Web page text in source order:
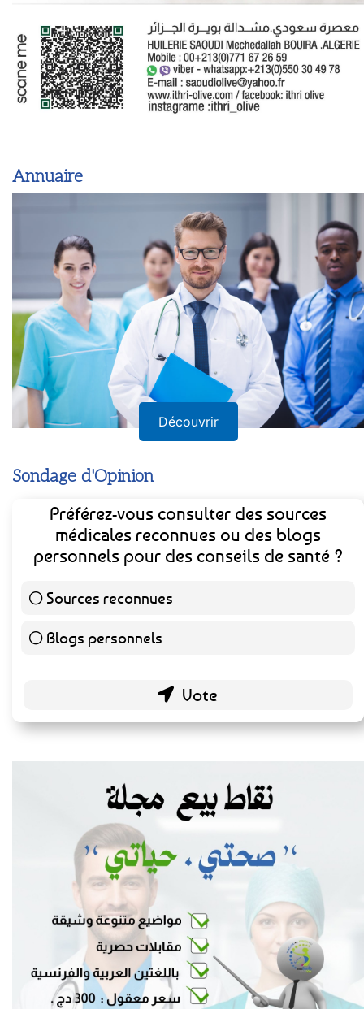
Annuaire
Découvrir
Sondage d'Opinion
Préférez-vous consulter des sources
médicales reconnues ou des blogs
personnels pour des conseils de santé ?
Sources reconnues
Blogs personnels